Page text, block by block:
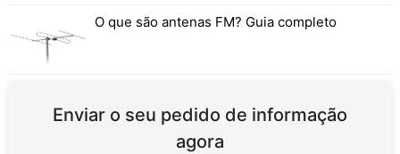
O que são antenas FM? Guia completo
Enviar o seu pedido de informação
agora